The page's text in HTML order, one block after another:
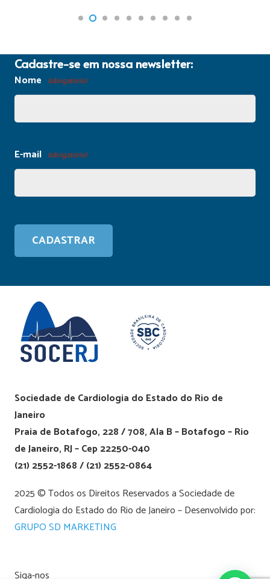
Cadastre-se em nossa newsletter:
Nome (obrigatório)
E-mail (obrigatório)
Sociedade de Cardiologia do Estado do Rio de
Janeiro
Praia de Botafogo, 228 / 708, Ala B – Botafogo – Rio
de Janeiro, RJ – Cep 22250-040
(21) 2552-1868 / (21) 2552-0864
2025 © Todos os Direitos Reservados a Sociedade de
Cardiologia do Estado do Rio de Janeiro – Desenvolvido por:
GRUPO SD MARKETING